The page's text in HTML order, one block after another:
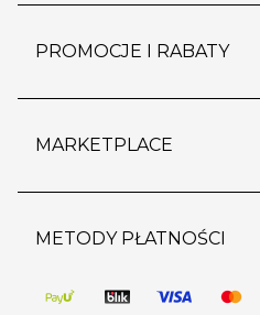
polityka prywatności
kontakt
dostawy i płatność
wypis z subskrypcji
regulamin sklepu
pozostałe regulaminy
PROMOCJE I RABATY
outlet
regulaminy promocji
MARKETPLACE
strefa marek
pomoc dla sprzedawców
METODY PŁATNOŚCI